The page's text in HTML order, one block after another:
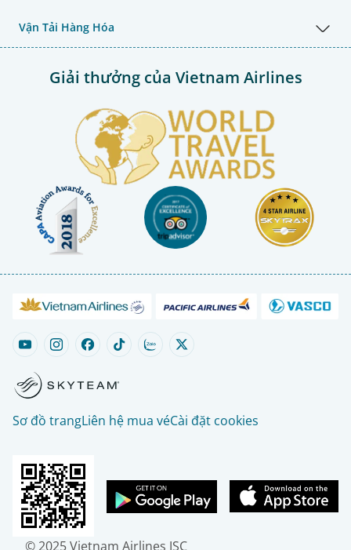
Vận Tải Hàng Hóa
Giải thưởng của Vietnam Airlines
Sơ đồ trangLiên hệ mua véCài đặt cookies
© 2025 Vietnam Airlines JSC